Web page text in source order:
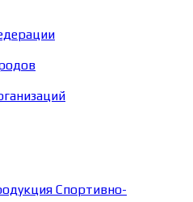
Спортивно-